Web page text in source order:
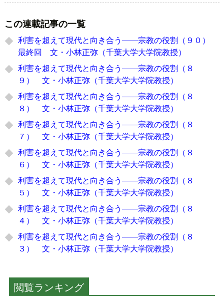
この連載記事の一覧
利害を超えて現代と向き合う――宗教の役割（９０）
最終回 文・小林正弥（千葉大学大学院教授）
利害を超えて現代と向き合う――宗教の役割（８
９） 文・小林正弥（千葉大学大学院教授）
利害を超えて現代と向き合う――宗教の役割（８
８） 文・小林正弥（千葉大学大学院教授）
利害を超えて現代と向き合う――宗教の役割（８
７） 文・小林正弥（千葉大学大学院教授）
利害を超えて現代と向き合う――宗教の役割（８
６） 文・小林正弥（千葉大学大学院教授）
利害を超えて現代と向き合う――宗教の役割（８
５） 文・小林正弥（千葉大学大学院教授）
利害を超えて現代と向き合う――宗教の役割（８
４） 文・小林正弥（千葉大学大学院教授）
利害を超えて現代と向き合う――宗教の役割（８
３） 文・小林正弥（千葉大学大学院教授）
閲覧ランキング